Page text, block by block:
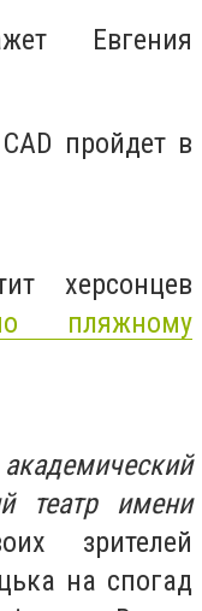
Евгения
пройдет в
херсонцев
пляжному
театр имени
зрителей
на спогад